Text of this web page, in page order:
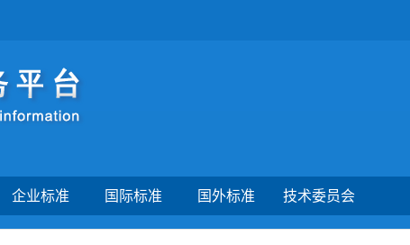
企业标准 国际标准 国外标准 技术委员会